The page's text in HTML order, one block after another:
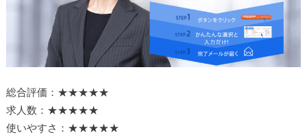
総合評価：★★★★★
求人数：★★★★★
使いやすさ：★★★★★